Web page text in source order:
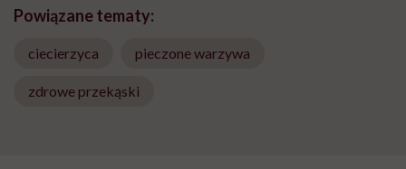
Powiązane tematy:
ciecierzyca pieczone warzywa
zdrowe przekąski